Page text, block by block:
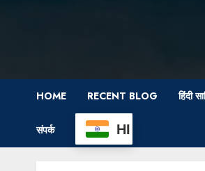
HOME RECENT BLOG हिंदी
संपर्क HI